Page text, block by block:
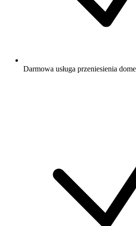
Darmowa usługa przeniesienia